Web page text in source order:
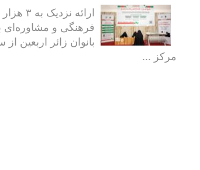
ارائه
فرهنگی و مشاوره‌ای
بانوان زائر اربعین
مرکز ...